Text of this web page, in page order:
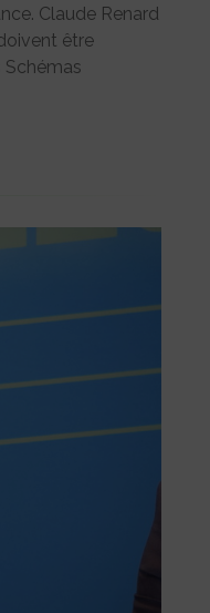
Claude Renard
être
Schémas